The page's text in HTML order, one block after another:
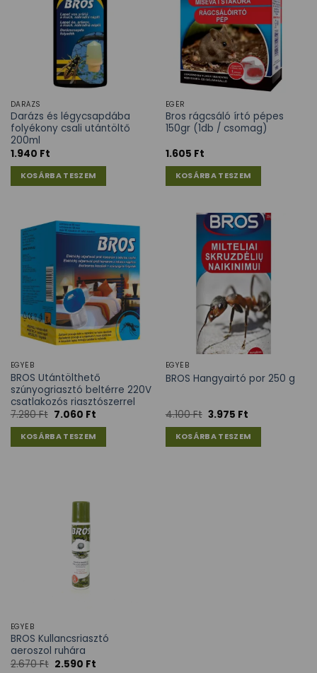
DARÁZS
Darázs és légycsapdába
folyékony csali utántöltő
200ml
1.940 Ft
KOSÁRBA TESZEM
EGÉR
Bros rágcsáló írtó pépes
150gr (1db / csomag)
1.605 Ft
KOSÁRBA TESZEM
EGYÉB
BROS Utántölthető
szúnyogriasztó beltérre 220V
csatlakozós riasztószerrel
7.280Ft 7.060 Ft
KOSÁRBA TESZEM
EGYÉB
BROS Hangyairtó por 250 g
4.100Ft 3.975 Ft
KOSÁRBA TESZEM
EGYÉB
BROS Kullancsriasztó
aeroszol ruhára
2.670Ft 2.590 Ft